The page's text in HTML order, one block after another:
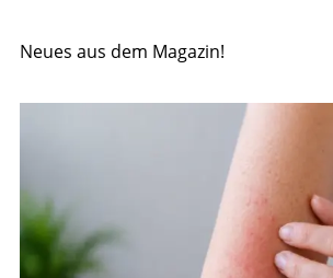
Neues aus dem Magazin!